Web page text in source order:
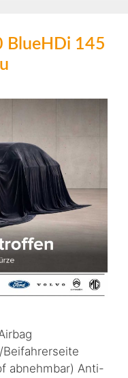
BlueHDi 145
abnehmbar) Anti-